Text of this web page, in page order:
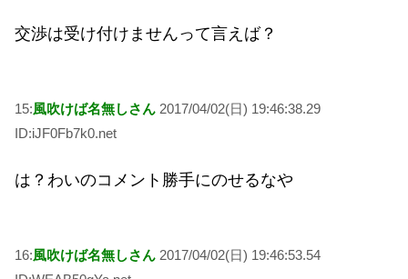
交渉は受け付けませんって言えば？
15:風吹けば名無しさん 2017/04/02(日) 19:46:38.29
ID:iJF0Fb7k0.net
は？わいのコメント勝手にのせるなや
16:風吹けば名無しさん 2017/04/02(日) 19:46:53.54